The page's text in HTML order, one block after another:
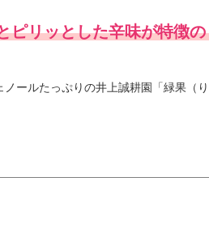
ピリッとした辛味が特徴
ールたっぷりの井上誠耕園「緑果（